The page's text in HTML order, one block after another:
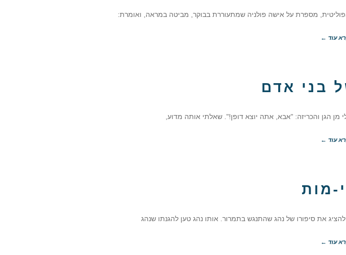
מספרת על אישה פולניה שמתעוררת בבוקר, מביטה במראה, ואומרת:
עוד ←
בני אדם
הגן והכריזה: "אבא, אתה יוצא דופן!". שאלתי אותה מדוע,
עוד ←
מות
את סיפורו של נהג שהתנגש בתמרור. אותו נהג טען להגנתו שנהג
עוד ←